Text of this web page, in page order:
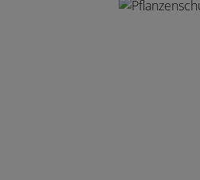
Bildergalerie überspringen